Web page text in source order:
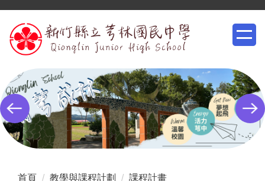
到
主
內
容
區
首頁 教學與課程計劃 課程計畫